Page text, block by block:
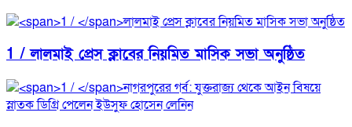
1 /লালমাই প্রেস ক্লাবের নিয়মিত মাসিক সভা অনুষ্ঠিত